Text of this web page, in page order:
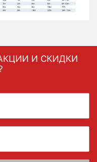
И СКИДКИ